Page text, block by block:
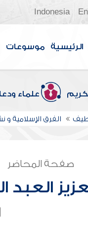
Indonesia
الرئيسية موسوعات
علماء
الفرق الإسلامية و
صفحة المحاضر
العبد